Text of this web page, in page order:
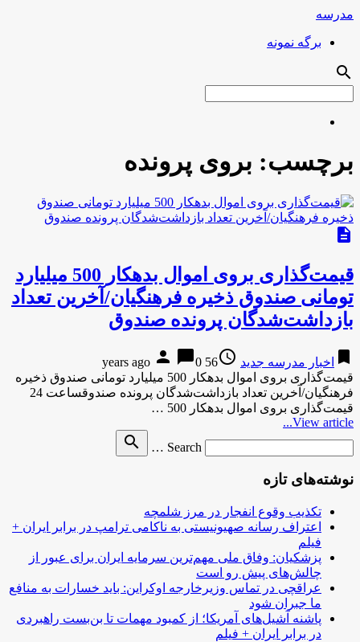
مدرسه
برگه نمونه
search
برچسب: بروی پرونده
description
قیمت‌گذاری بروی اموال بدهکار 500 میلیارد
تومانی صندوق ذخیره فرهنگیان/آخرین تعداد
بازداشت‌شدگان پرونده صندوق
bookmark اخبار مدرسه جدید access_time
56 years ago
person chat_bubble0
قیمت‌گذاری بروی اموال بدهکار 500 میلیارد تومانی صندوق ذخیره
فرهنگیان/آخرین تعداد بازداشت‌شدگان پرونده صندوقساعت 24
قیمت‌گذاری بروی اموال بدهکار 500 …
View article...
Search …
search
نوشته‌های تازه
تکذیب وقوع انفجار در مرز شلمچه
اعتراف رسانه صهیونیستی به ناکامی ترامپ در برابر ایران +
فیلم
پزشکیان: وفاق ملی مهم‌ترین سرمایه ایران برای عبور از
چالش‌های پیش رو است
عراقچی در تماس وزیرخارجه اوکراین: باید خسارات به منافع
ما جبران شود
پاشنه آشیل‌های آمریکا؛ از کمبود مهمات تا بن‌بست راهبردی
در برابر ایران + فیلم